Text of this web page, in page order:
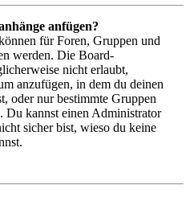
anfügen?
für Foren, Gruppen und
werden. Die Board-
nicht erlaubt,
anzufügen, in dem du deinen
oder nur bestimmte Gruppen
Du kannst einen Administrator
sicher bist, wieso du keine